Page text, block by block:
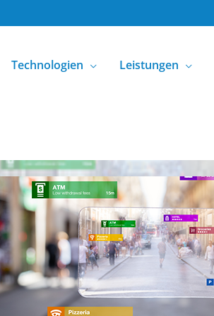
Technologien Leistungen